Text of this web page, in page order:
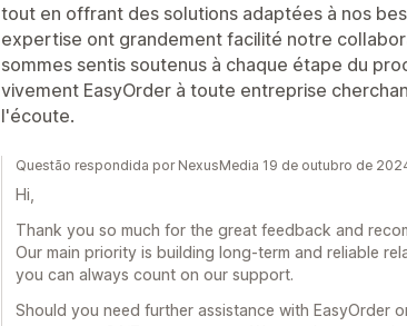
tout en offrant des solutions adaptées à nos
expertise ont grandement facilité notre
sommes sentis soutenus à chaque étape du
vivement EasyOrder à toute entreprise
l'écoute.
Questão respondida por NexusMedia 19 de outubro de
Hi,
Thank you so much for the great feedback and
Our main priority is building long-term and reliable
you can always count on our support.
Should you need further assistance with EasyOrder